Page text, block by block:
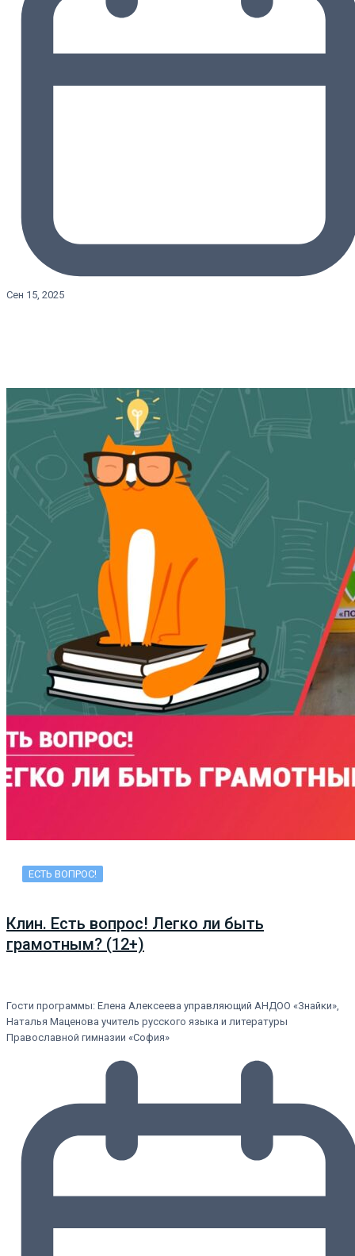
Сен 15, 2025
ЕСТЬ ВОПРОС!
Клин. Есть вопрос! Легко ли быть
грамотным? (12+)
Гости программы: Елена Алексеева управляющий АНДОО «Знайки»,
Наталья Маценова учитель русского языка и литературы
Православной гимназии «София»